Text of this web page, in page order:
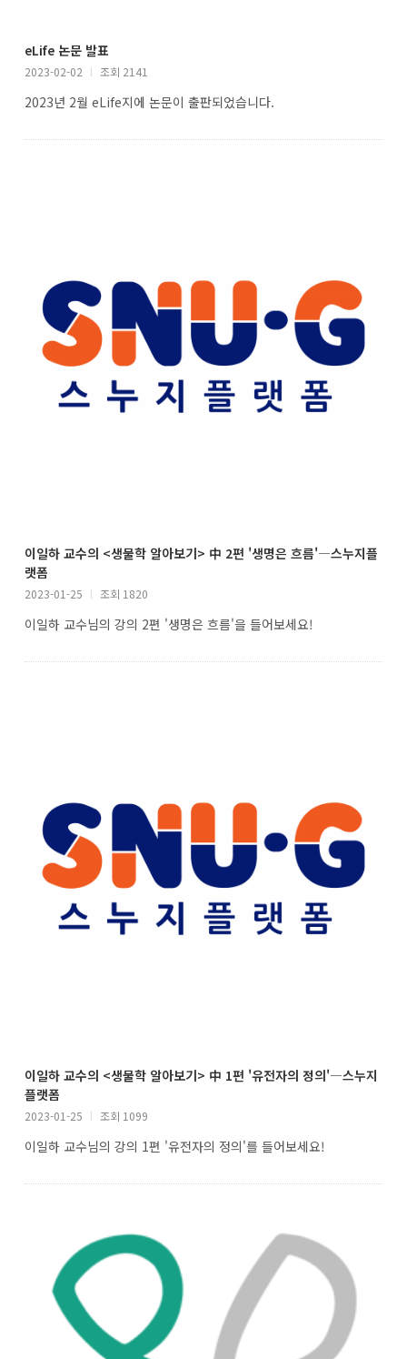
eLife 논문 발표
2023-02-02 l 조회 2141
2023년 2월 eLife지에 논문이 출판되었습니다.
이일하 교수의 <생물학 알아보기> 中 2편 '생명은 흐름'―스누지플
랫폼
2023-01-25 l 조회 1820
이일하 교수님의 강의 2편 '생명은 흐름'을 들어보세요!
이일하 교수의 <생물학 알아보기> 中 1편 '유전자의 정의'―스누지
플랫폼
2023-01-25 l 조회 1099
이일하 교수님의 강의 1편 '유전자의 정의'를 들어보세요!